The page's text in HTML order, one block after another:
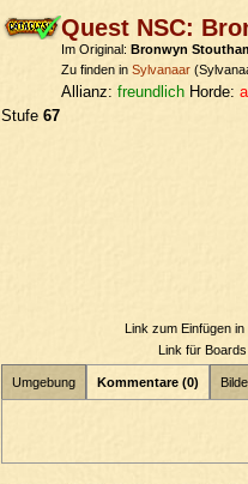
Quest NSC:
Im Original: Bronwyn
Zu finden in Sylvanaar
Allianz: freundlich Horde:
Stufe 67
Link zum Einfügen
Link für
Umgebung Kommentare (0)